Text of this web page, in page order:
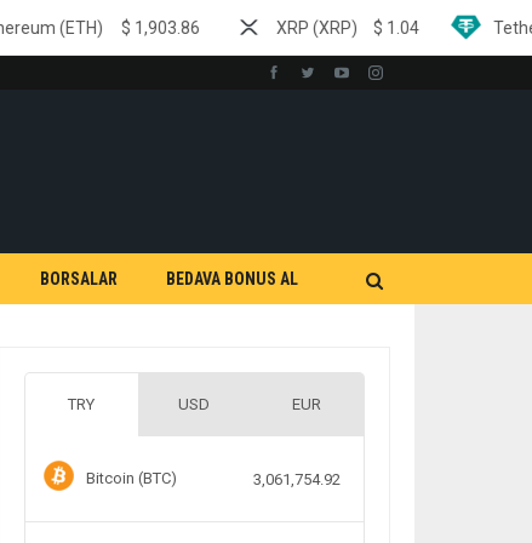
BORSALAR BEDAVA BONUS AL
TRY USD EUR
Bitcoin (BTC) 3,061,754.92
1,903.86 XRP (XRP) $1.04 Tether (USDT) $